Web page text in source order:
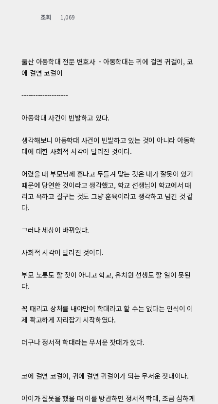
조회 1,069
울산 아동학대 전문 변호사 - 아동학대는 귀에 걸면 귀걸이, 코
에 걸면 코걸이
--------------------
아동학대 사건이 빈발하고 있다.
생각해보니 아동학대 사건이 빈발하고 있는 것이 아니라 아동학
대에 대한 사회적 시각이 달라진 것이다.
어렸을 때 부모님께 혼나고 두들겨 맞는 것은 내가 잘못이 있기
때문에 당연한 것이라고 생각했고, 학교 선생님이 학교에서 때
리고 욕하고 갈구는 것도 그냥 훈육이라고 생각하고 넘긴 것 같
다.
그러나 세상이 바뀌었다.
사회적 시각이 달라진 것이다.
부모 노릇도 할 짓이 아니고 학교, 유치원 선생도 할 일이 못된
다.
꼭 때리고 상처를 내야만이 학대라고 할 수는 없다는 인식이 이
제 확고하게 자리잡기 시작하였다.
더구나 정서적 학대라는 무서운 잣대가 있다.
코에 걸면 코걸이, 귀에 걸면 귀걸이가 되는 무서운 잣대이다.
아이가 잘못을 했을 때 이를 방관하면 정서적 학대, 조금 심하게